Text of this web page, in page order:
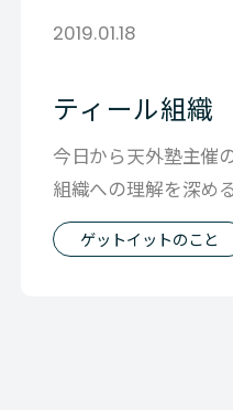
2019.01.18
ティール組織
今日から天外塾主催
組織への理解を深め
ットの今後の組織の
ゲットイットのこと